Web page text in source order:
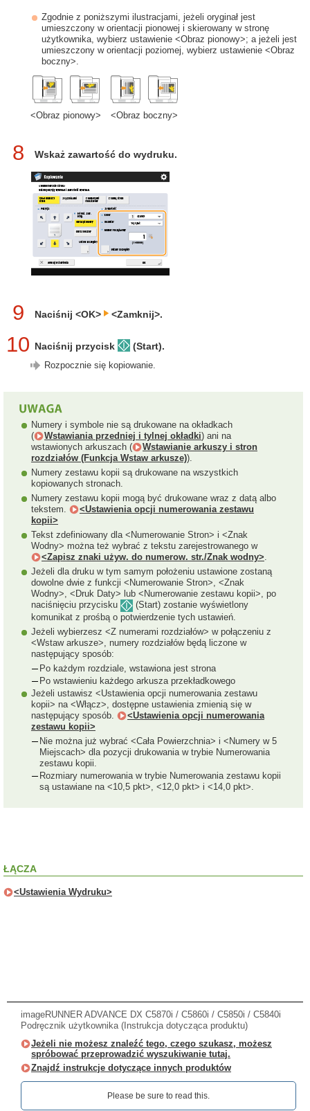
Zgodnie z poniższymi ilustracjami, jeżeli oryginał jest
umieszczony w orientacji pionowej i skierowany w stronę
użytkownika, wybierz ustawienie <Obraz pionowy>; a jeżeli jest
umieszczony w orientacji poziomej, wybierz ustawienie <Obraz
boczny>.
<Obraz pionowy> <Obraz boczny>
8 Wskaż zawartość do wydruku.
9 Naciśnij <OK> <Zamknij>.
10 Naciśnij przycisk (Start).
Rozpocznie się kopiowanie.
Numery i symbole nie są drukowane na okładkach
(
Wstawiania przedniej i tylnej okładki) ani na
wstawionych arkuszach (
Wstawianie arkuszy i stron
rozdziałów (Funkcja Wstaw arkusze)).
Numery zestawu kopii są drukowane na wszystkich
kopiowanych stronach.
Numery zestawu kopii mogą być drukowane wraz z datą albo
tekstem.
<Ustawienia opcji numerowania zestawu
kopii>
Tekst zdefiniowany dla <Numerowanie Stron> i <Znak
Wodny> można też wybrać z tekstu zarejestrowanego w
<Zapisz znaki używ. do numerow. str./Znak wodny>.
Jeżeli dla druku w tym samym położeniu ustawione zostaną
dowolne dwie z funkcji <Numerowanie Stron>, <Znak
Wodny>, <Druk Daty> lub <Numerowanie zestawu kopii>, po
naciśnięciu przycisku
(Start) zostanie wyświetlony
komunikat z prośbą o potwierdzenie tych ustawień.
Jeżeli wybierzesz <Z numerami rozdziałów> w połączeniu z
<Wstaw arkusze>, numery rozdziałów będą liczone w
następujący sposób:
Po każdym rozdziale, wstawiona jest strona
Po wstawieniu każdego arkusza przekładkowego
Jeżeli ustawisz <Ustawienia opcji numerowania zestawu
kopii> na <Włącz>, dostępne ustawienia zmienią się w
następujący sposób.
<Ustawienia opcji numerowania
zestawu kopii>
Nie można już wybrać <Cała Powierzchnia> i <Numery w 5
Miejscach> dla pozycji drukowania w trybie Numerowania
zestawu kopii.
Rozmiary numerowania w trybie Numerowania zestawu kopii
są ustawiane na <10,5 pkt>, <12,0 pkt> i <14,0 pkt>.
ŁĄCZA
<Ustawienia Wydruku>
imageRUNNER ADVANCE DX C5870i / C5860i / C5850i / C5840i
Podręcznik użytkownika (Instrukcja dotycząca produktu)
Jeżeli nie możesz znaleźć tego, czego szukasz, możesz
spróbować przeprowadzić wyszukiwanie tutaj.
Znajdź instrukcje dotyczące innych produktów
Please be sure to read this.‎